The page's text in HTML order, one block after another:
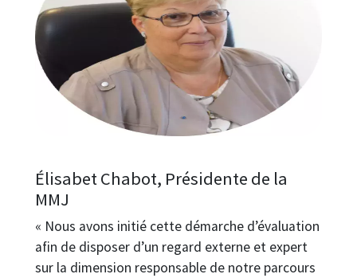
Élisabet Chabot, Présidente de la
MMJ
« Nous avons initié cette démarche d’évaluation
afin de disposer d’un regard externe et expert
sur la dimension responsable de notre parcours